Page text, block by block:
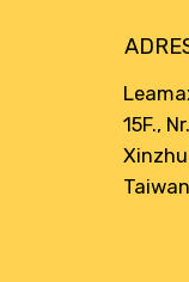
15F.,